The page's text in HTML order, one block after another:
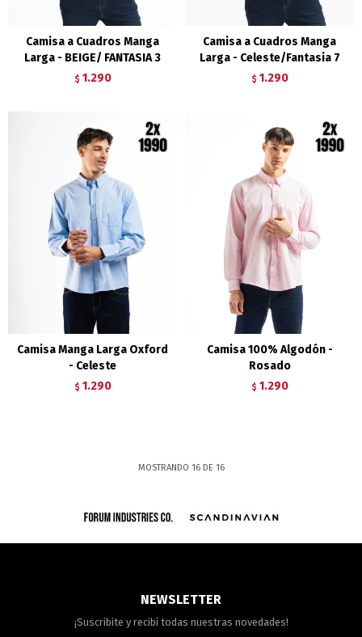
Camisa a Cuadros Manga
Larga - BEIGE/ FANTASIA 3
$ 1.290
Camisa a Cuadros Manga
Larga - Celeste/Fantasia 7
$ 1.290
Camisa Manga Larga Oxford
- Celeste
$ 1.290
Camisa 100% Algodón -
Rosado
$ 1.290
MOSTRANDO 16DE 16
NEWSLETTER
¡Suscribite y recibí todas nuestras novedades!